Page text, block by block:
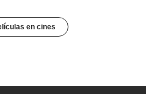
en cines